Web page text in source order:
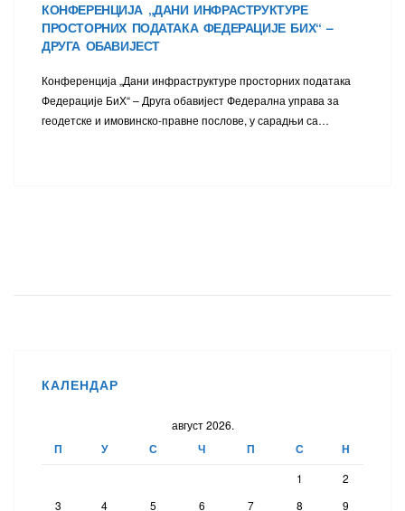
КОНФЕРЕНЦИЈА „ДАНИ ИНФРАСТРУКТУРЕ
ПРОСТОРНИХ ПОДАТАКА ФЕДЕРАЦИЈЕ БИХ“ –
ДРУГА ОБАВИЈЕСТ
Конференција „Дани инфраструктуре просторних података
Федерације БиХ“ – Друга обавијест Федерална управа за
геодетске и имовинско-правне послове, у сарадњи са…
КАЛЕНДАР
август 2026.
П У С Ч П С Н
1
2
3
4 5 6 7 8
9